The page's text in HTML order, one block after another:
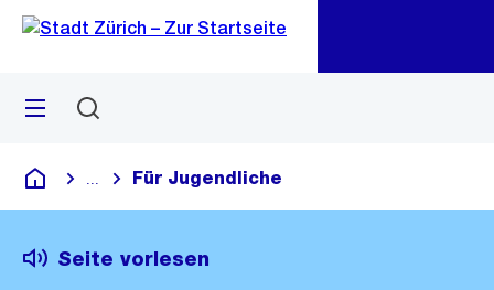
Navigation
Sprunglink
Menü
Deutsch
Blende alle Breadcrumbs ein
Für Jugendliche
Seite vorlesen